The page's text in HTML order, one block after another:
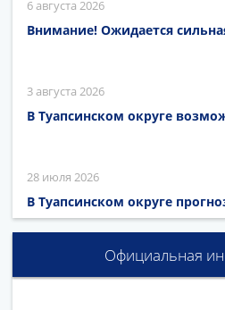
6 августа 2026
Внимание! Ожидается
3 августа 2026
В Туапсинском округе
28 июля 2026
В Туапсинском округе
Официальная